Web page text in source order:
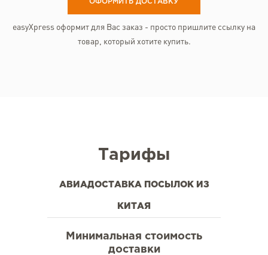
ОФОРМИТЬ ДОСТАВКУ
easyXpress оформит для Вас заказ - просто пришлите ссылку на
товар, который хотите купить.
Тарифы
АВИАДОСТАВКА ПОСЫЛОК ИЗ
КИТАЯ
Минимальная стоимость
доставки